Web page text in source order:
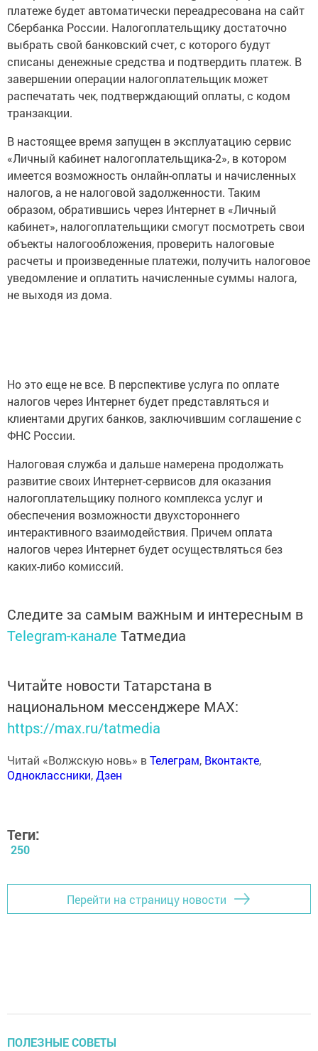
платеже будет автоматически переадресована на сайт
Сбербанка России. Налогоплательщику достаточно
выбрать свой банковский счет, с которого будут
списаны денежные средства и подтвердить платеж. В
завершении операции налогоплательщик может
распечатать чек, подтверждающий оплаты, с кодом
транзакции.
В настоящее время запущен в эксплуатацию сервис
«Личный кабинет налогоплательщика-2», в котором
имеется возможность онлайн-оплаты и начисленных
налогов, а не налоговой задолженности. Таким
образом, обратившись через Интернет в «Личный
кабинет», налогоплательщики смогут посмотреть свои
объекты налогообложения, проверить налоговые
расчеты и произведенные платежи, получить налоговое
уведомление и оплатить начисленные суммы налога,
не выходя из дома.
Но это еще не все. В перспективе услуга по оплате
налогов через Интернет будет представляться и
клиентами других банков, заключившим соглашение с
ФНС России.
Налоговая служба и дальше намерена продолжать
развитие своих Интернет-сервисов для оказания
налогоплательщику полного комплекса услуг и
обеспечения возможности двухстороннего
интерактивного взаимодействия. Причем оплата
налогов через Интернет будет осуществляться без
каких-либо комиссий.
Следите за самым важным и интересным в
Telegram-канале Татмедиа
Читайте новости Татарстана в
национальном мессенджере MАХ:
https://max.ru/tatmedia
Читай «Волжскую новь» вТелеграм, Вконтакте,
Одноклассники,Дзен
Теги:
250
Перейти на страницу новости
ПОЛЕЗНЫЕ СОВЕТЫ